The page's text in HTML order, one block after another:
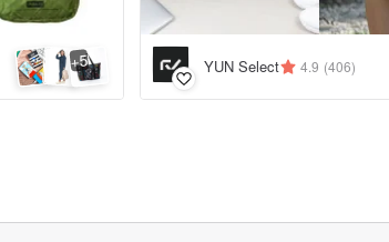
+5 YUN Select 4.9 (406)